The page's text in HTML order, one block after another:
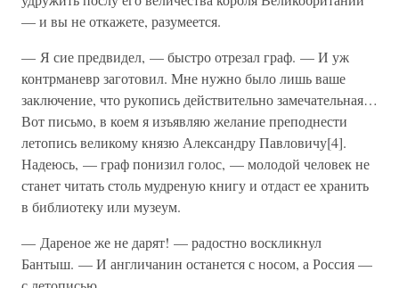
— и вы не откажете, разумеется.
— Я сие предвидел, — быстро отрезал граф. — И уж
контрманевр заготовил. Мне нужно было лишь ваше
заключение, что рукопись действительно замечательная…
Вот письмо, в коем я изъявляю желание преподнести
летопись великому князю Александру Павловичу[4].
Надеюсь, — граф понизил голос, — молодой человек не
станет читать столь мудреную книгу и отдаст ее хранить
в библиотеку или музеум.
— Дареное же не дарят! — радостно воскликнул
Бантыш. — И англичанин останется с носом, а Россия —